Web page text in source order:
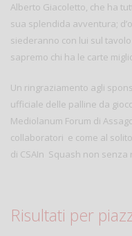
Alberto Giacoletto, che ha
sua splendida avventura;
siederanno con lui sul
sapremo chi ha le carte
Un ringraziamento agli
ufficiale delle palline da
Mediolanum Forum di
collaboratori e come al
di CSAIn Squash non senza
Risultati per